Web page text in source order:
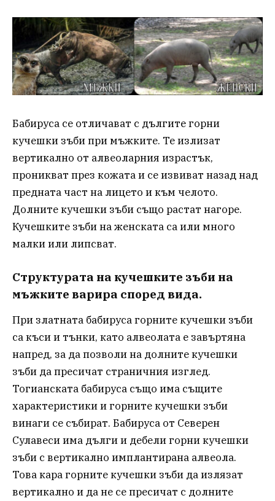
Бабируса се отличават с дългите горни
кучешки зъби при мъжките. Те излизат
вертикално от алвеоларния израстък,
проникват през кожата и се извиват назад над
предната част на лицето и към челото.
Долните кучешки зъби също растат нагоре.
Кучешките зъби на женската са или много
малки или липсват.
Структурата на кучешките зъби на
мъжките варира според вида.
При златната бабируса горните кучешки зъби
са къси и тънки, като алвеолата е завъртяна
напред, за да позволи на долните кучешки
зъби да пресичат страничния изглед.
Тогианската бабируса също има същите
характеристики и горните кучешки зъби
винаги се събират. Бабируса от Северен
Сулавеси има дълги и дебели горни кучешки
зъби с вертикално имплантирана алвеола.
Това кара горните кучешки зъби да излязат
вертикално и да не се пресичат с долните